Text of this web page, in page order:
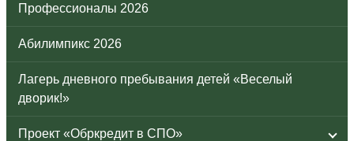
Профессионалы 2026
Абилимпикс 2026
Лагерь дневного пребывания детей «Веселый
дворик!»
Проект «Обркредит в СПО»